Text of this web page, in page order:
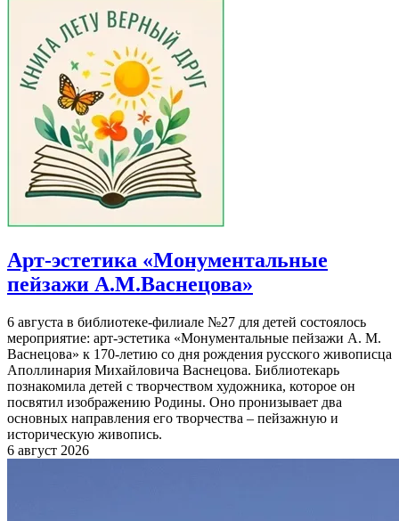
Арт-эстетика «Монументальные
пейзажи А.М.Васнецова»
6 августа в библиотеке-филиале №27 для детей состоялось
мероприятие: арт-эстетика «Монументальные пейзажи А. М.
Васнецова» к 170-летию со дня рождения русского живописца
Аполлинария Михайловича Васнецова. Библиотекарь
познакомила детей с творчеством художника, которое он
посвятил изображению Родины. Оно пронизывает два
основных направления его творчества – пейзажную и
историческую живопись.
6 август 2026